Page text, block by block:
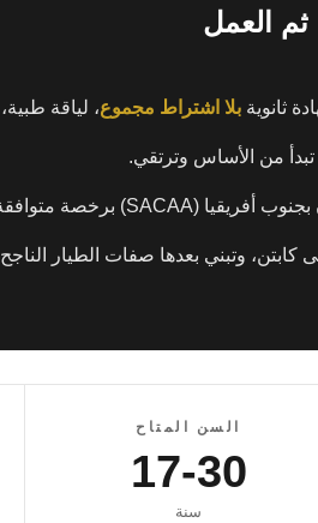
ثم العمل
ثانوية بلا اشتراط مجموع، لياقة
تبدأ من الأساس وترتقي.
أفريقيا (SACAA) برخصة
وتبني بعدها صفات الطيار
السن المتاح
17-30
سنة